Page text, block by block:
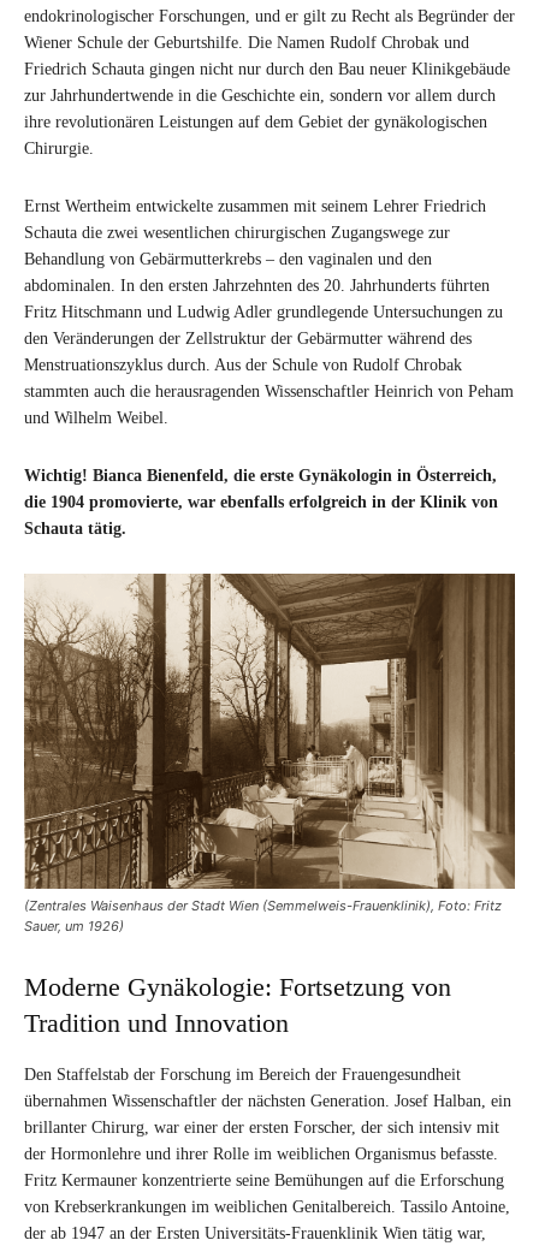
endokrinologischer Forschungen, und er gilt zu Recht als Begründer der
Wiener Schule der Geburtshilfe. Die Namen Rudolf Chrobak und
Friedrich Schauta gingen nicht nur durch den Bau neuer Klinikgebäude
zur Jahrhundertwende in die Geschichte ein, sondern vor allem durch
ihre revolutionären Leistungen auf dem Gebiet der gynäkologischen
Chirurgie.
Ernst Wertheim entwickelte zusammen mit seinem Lehrer Friedrich
Schauta die zwei wesentlichen chirurgischen Zugangswege zur
Behandlung von Gebärmutterkrebs – den vaginalen und den
abdominalen. In den ersten Jahrzehnten des 20. Jahrhunderts führten
Fritz Hitschmann und Ludwig Adler grundlegende Untersuchungen zu
den Veränderungen der Zellstruktur der Gebärmutter während des
Menstruationszyklus durch. Aus der Schule von Rudolf Chrobak
stammten auch die herausragenden Wissenschaftler Heinrich von Peham
und Wilhelm Weibel.
Wichtig! Bianca Bienenfeld, die erste Gynäkologin in Österreich,
die 1904 promovierte, war ebenfalls erfolgreich in der Klinik von
Schauta tätig.
(Zentrales Waisenhaus der Stadt Wien (Semmelweis-Frauenklinik), Foto: Fritz
Sauer, um 1926)
Moderne Gynäkologie: Fortsetzung von
Tradition und Innovation
Den Staffelstab der Forschung im Bereich der Frauengesundheit
übernahmen Wissenschaftler der nächsten Generation. Josef Halban, ein
brillanter Chirurg, war einer der ersten Forscher, der sich intensiv mit
der Hormonlehre und ihrer Rolle im weiblichen Organismus befasste.
Fritz Kermauner konzentrierte seine Bemühungen auf die Erforschung
von Krebserkrankungen im weiblichen Genitalbereich. Tassilo Antoine,
der ab 1947 an der Ersten Universitäts-Frauenklinik Wien tätig war,